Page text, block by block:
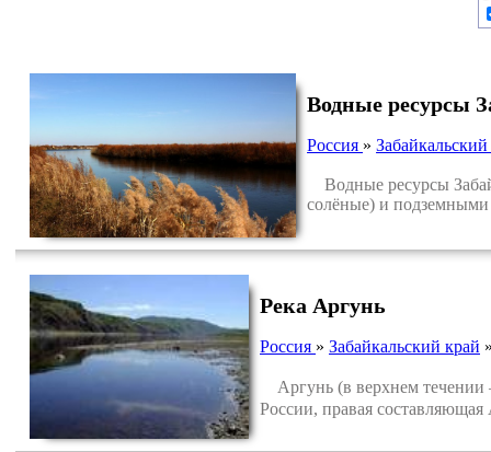
Водные ресурсы
Россия »
Водные ресурсы
солёные) и
Река Аргунь
Россия » Забайкальский край
Аргунь (в верхнем течении
России, правая